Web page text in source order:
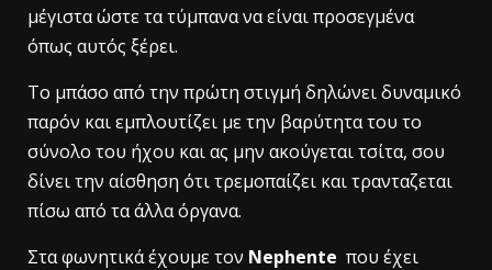
μέγιστα ώστε τα τύμπανα να είναι προσεγμένα
όπως αυτός ξέρει.
Το μπάσο από την πρώτη στιγμή δηλώνει δυναμικό
παρόν και εμπλουτίζει με την βαρύτητα του το
σύνολο του ήχου και ας μην ακούγεται τσίτα, σου
δίνει την αίσθηση ότι τρεμοπαίζει και τρανταζεται
πίσω από τα άλλα όργανα.
Στα φωνητικά έχουμε τον Nephente που έχει